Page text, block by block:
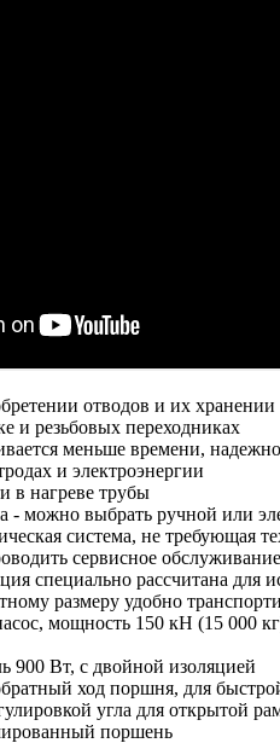
отводов и их хранении
и резьбовых переходниках
меньше времени,
и электроэнергии
в нагреве трубы
- можно выбрать ручной или
система, не
сервисное
специально рассчитана для
размеру удобно
мощность 150 кН (15 000
900 Вт, с двойной изоляцией
ход поршня, для
угла для открытой
поршень